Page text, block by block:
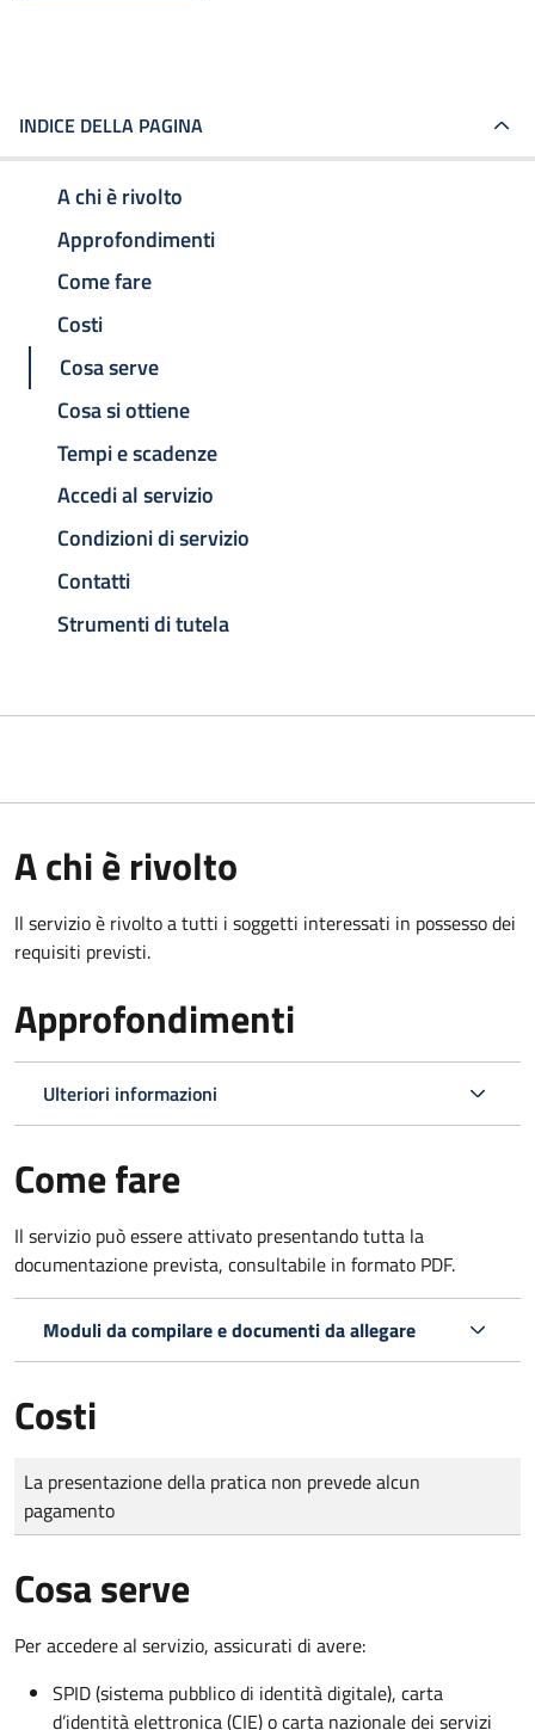
INDICE DELLA PAGINA
A chi è rivolto
Approfondimenti
Come fare
Costi
Cosa serve
Cosa si ottiene
Tempi e scadenze
Accedi al servizio
Condizioni di servizio
Contatti
Strumenti di tutela
A chi è rivolto
Il servizio è rivolto a tutti i soggetti interessati in possesso dei
requisiti previsti.
Approfondimenti
Ulteriori informazioni
Come fare
Il servizio può essere attivato presentando tutta la
documentazione prevista, consultabile in formato PDF.
Moduli da compilare e documenti da allegare
Costi
Tipo di pagamento
Importo
La presentazione della pratica non prevede alcun
pagamento
Cosa serve
Per accedere al servizio, assicurati di avere:
SPID (sistema pubblico di identità digitale), carta
d’identità elettronica (CIE) o carta nazionale dei servizi